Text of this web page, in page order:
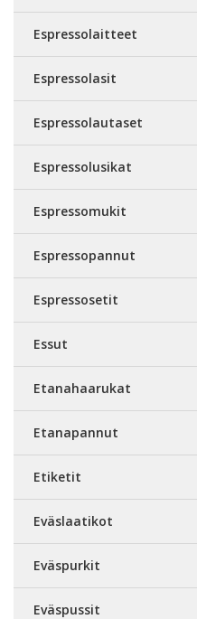
Espressolaitteet
Espressolasit
Espressolautaset
Espressolusikat
Espressomukit
Espressopannut
Espressosetit
Essut
Etanahaarukat
Etanapannut
Etiketit
Eväslaatikot
Eväspurkit
Eväspussit